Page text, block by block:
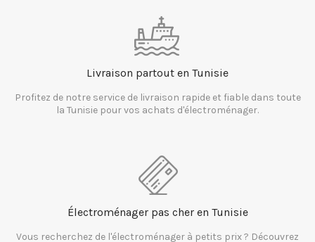
Livraison partout en Tunisie
Profitez de notre service de livraison rapide et fiable dans toute
la Tunisie pour vos achats d'électroménager.
Électroménager pas cher en Tunisie
Vous recherchez de l'électroménager à petits prix ? Découvrez